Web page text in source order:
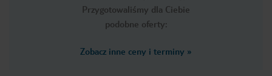
Przygotowaliśmy dla Ciebie
podobne oferty:
Zobacz inne ceny i terminy »